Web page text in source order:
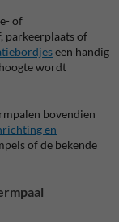
of
parkeerplaats of
een handig
wordt
bovendien
en
of de bekende